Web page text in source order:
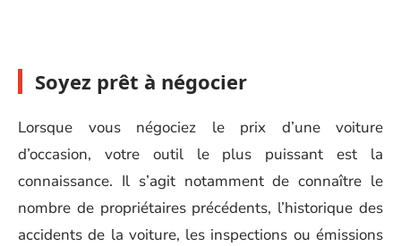
Soyez prêt à négocier
Lorsque vous négociez le prix d’une voiture
d’occasion, votre outil le plus puissant est la
connaissance. Il s’agit notamment de connaître le
nombre de propriétaires précédents, l’historique des
accidents de la voiture, les inspections ou émissions